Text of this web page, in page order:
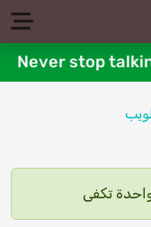
Never stop
تكفى